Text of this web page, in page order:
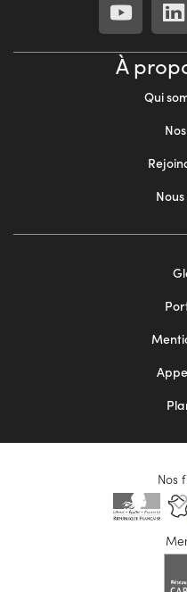
À
Qui
Nos